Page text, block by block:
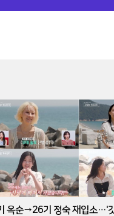
옥순→26기 정숙 재입소…'